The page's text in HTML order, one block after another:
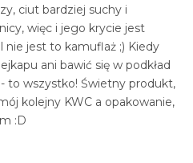
ciut bardziej suchy i
więc i jego krycie jest
nie jest to kamuflaż ;) Kiedy
ani bawić się w podkład
to wszystko! Świetny produkt,
kolejny KWC a opakowanie,
:D